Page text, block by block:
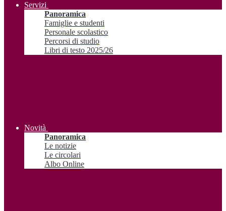
Servizi
Panoramica
Famiglie e studenti
Personale scolastico
Percorsi di studio
Libri di testo 2025/26
Novità
Panoramica
Le notizie
Le circolari
Albo Online